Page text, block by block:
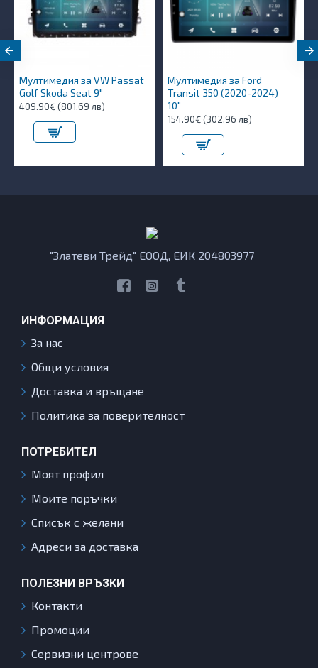
Мултимедия за VW Passat
Golf Skoda Seat 9"
409.90€ (801.69 лв)
Мултимедия за Ford
Transit 350 (2020-2024)
10″
154.90€ (302.96 лв)
"Златеви Трейд" ЕООД, ЕИК 204803977
ИНФОРМАЦИЯ
За нас
Общи условия
Доставка и връщане
Политика за поверителност
ПОТРЕБИТЕЛ
Моят профил
Моите поръчки
Списък с желани
Адреси за доставка
ПОЛЕЗНИ ВРЪЗКИ
Контакти
Промоции
Сервизни центрове